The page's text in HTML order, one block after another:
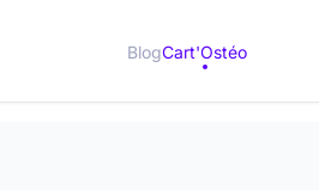
BlogCart'Ostéo